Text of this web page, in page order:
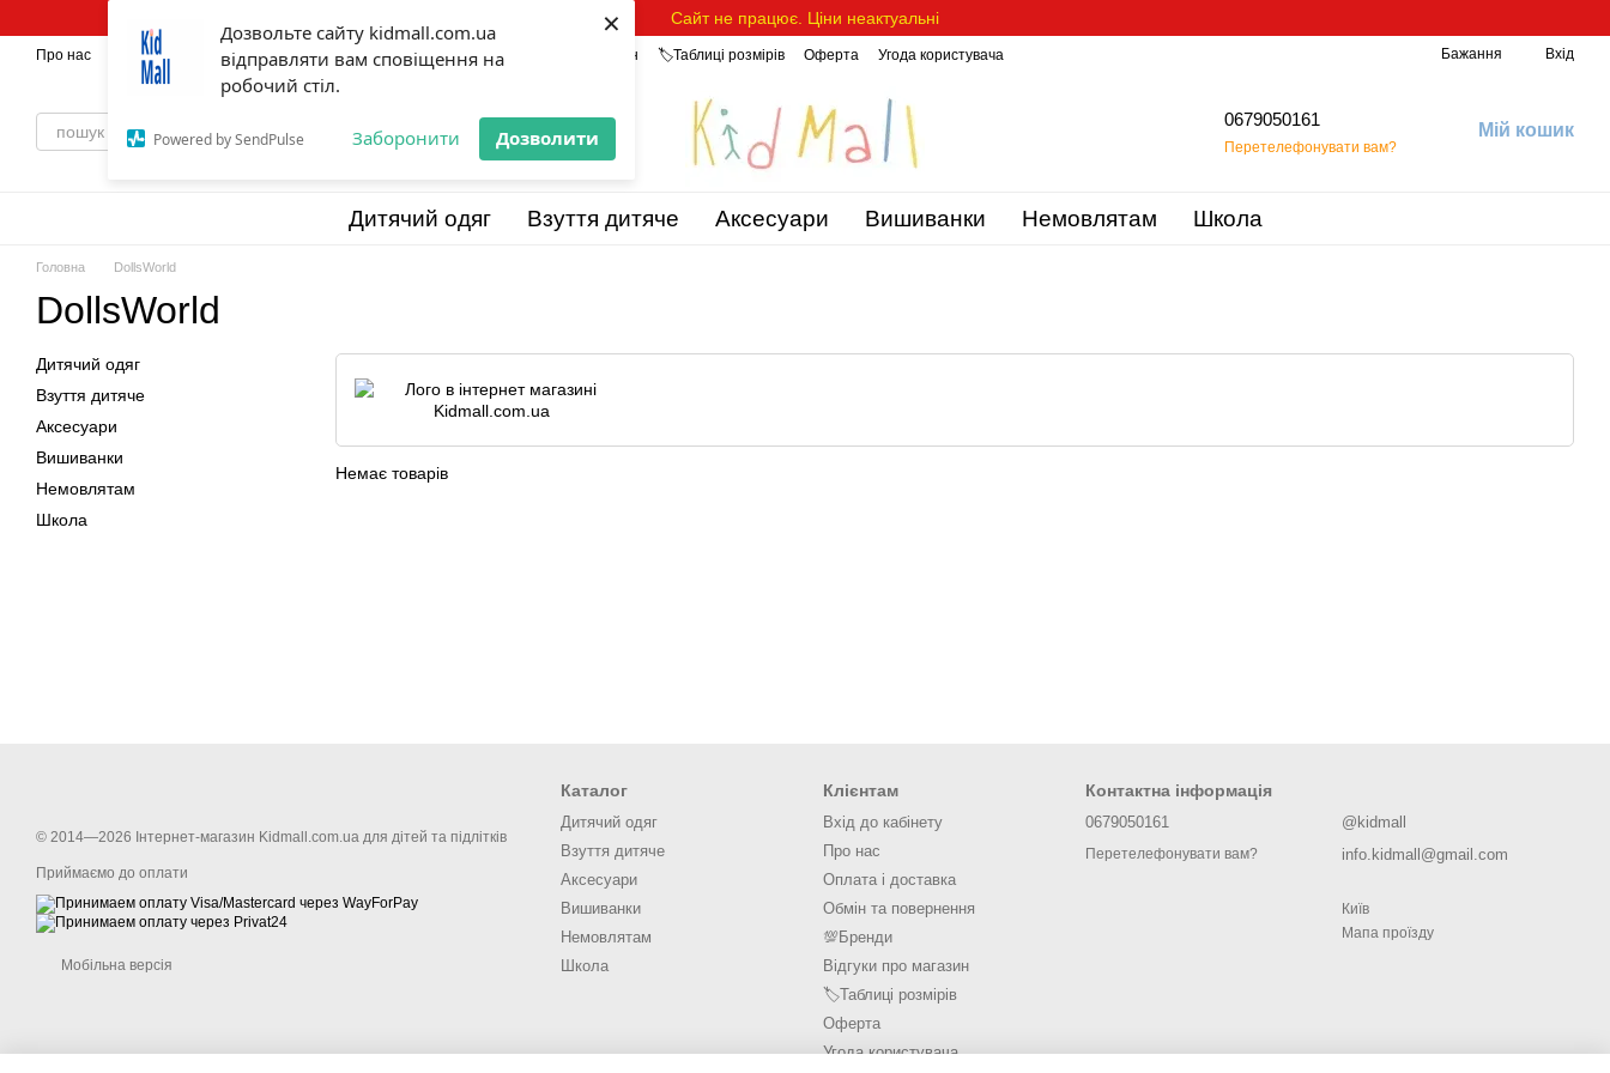
Дозвольте сайту kidmall.com.ua
відправляти вам сповіщення на
робочий стіл.
Powered by SendPulse Заборонити Дозволити
× Сайт не працює. Ціни неактуальні
Про нас Оплата і доставка Обмін та повернення 💯Бренди Відгуки про магазин 🏷️Таблиці розмірів Оферта Угода користувача Бажання Вхід
0679050161
Перетелефонувати вам?
Мій кошик
Дитячий одяг Взуття дитяче Аксесуари Вишиванки Немовлятам Школа
Головна DollsWorld
DollsWorld
Немає товарів
Дитячий одяг
Взуття дитяче
Аксесуари
Вишиванки
Немовлятам
Школа
© 2014—2026 Інтернет-магазин Kidmall.com.ua для дітей та підлітків
Приймаємо до оплати
Мобільна версія
Каталог
Дитячий одяг
Взуття дитяче
Аксесуари
Вишиванки
Немовлятам
Школа
Клієнтам
Вхід до кабінету
Про нас
Оплата і доставка
Обмін та повернення
💯Бренди
Відгуки про магазин
🏷️Таблиці розмірів
Оферта
Угода користувача
Контактна інформація
0679050161
Перетелефонувати вам?
@kidmall
info.kidmall@gmail.com
Київ
Мапа проїзду